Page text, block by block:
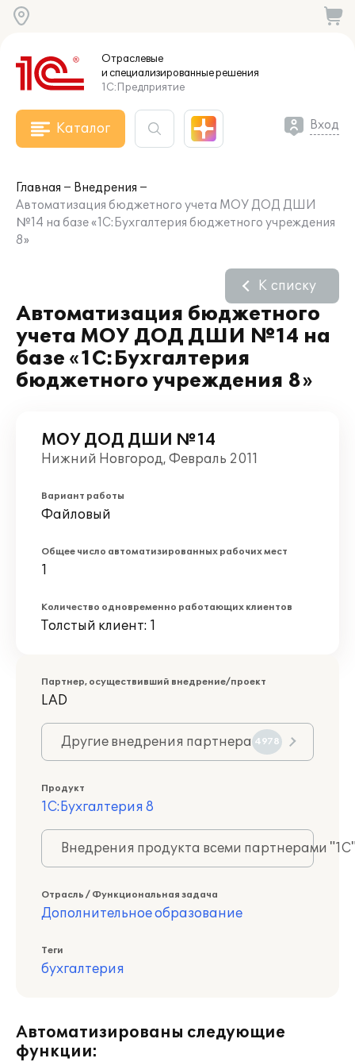
Отраслевые
и специализированныерешения
1С:Предприятие
Каталог Вход
Главная
Внедрения
Автоматизация бюджетного учета МОУ ДОД ДШИ
№14 на базе «1С:Бухгалтерия бюджетного учреждения
8»
Автоматизация бюджетного
учета МОУ ДОД ДШИ №14 на
базе «1С:Бухгалтерия
бюджетного учреждения 8»
К списку
МОУ ДОД ДШИ №14
Нижний Новгород, Февраль 2011
Вариант работы
Файловый
Общее число автоматизированных рабочих мест
1
Количество одновременно работающих клиентов
Толстый клиент: 1
Партнер, осуществивший внедрение/проект
LAD
Другие внедрения партнера 4978
Продукт
1С:Бухгалтерия 8
Внедрения продукта всеми партнерами
Отрасль / Функциональная задача
Дополнительное образование
Теги
бухгалтерия
Автоматизированы следующие
функции: